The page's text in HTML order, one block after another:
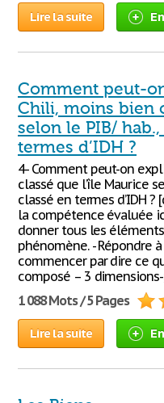
Lire la suite
Comment peut-
Chili, moins bien
selon le PIB/
termes d’IDH ?
4- Comment peut-on
classé que l’île Maurice
classé en termes d’IDH
la compétence évaluée
donner tous les
phénomène. - Répondre
commencer par dire ce
composé – 3
1 088 Mots / 5 Pages
Lire la suite